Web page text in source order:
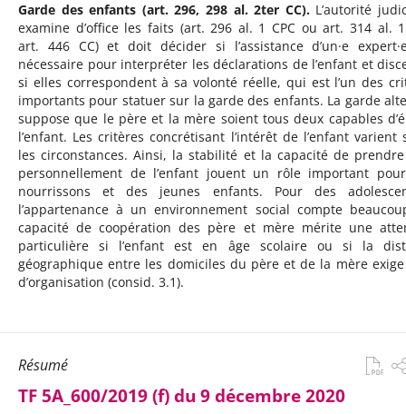
Garde des enfants (art. 296, 298 al. 2ter CC).L’autorité
examine d’office les faits (art. 296 al. 1 CPC ou art. 314 al.
art. 446 CC) et doit décider si l’assistance d’un·e
nécessaire pour interpréter les déclarations de l’enfant et
si elles correspondent à sa volonté réelle, qui est l’un des
importants pour statuer sur la garde des enfants. La garde
suppose que le père et la mère soient tous deux capables
l’enfant. Les critères concrétisant l’intérêt de l’enfant varient
les circonstances. Ainsi, la stabilité et la capacité de
personnellement de l’enfant jouent un rôle important
nourrissons et des jeunes enfants. Pour des
l’appartenance à un environnement social compte
capacité de coopération des père et mère mérite une
particulière si l’enfant est en âge scolaire ou si la
géographique entre les domiciles du père et de la mère
d’organisation (consid. 3.1).
Résumé
TF 5A_600/2019 (f) du 9 décembre 2020